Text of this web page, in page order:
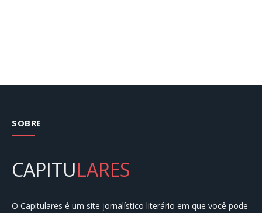
SOBRE
CAPITULARES
O Capitulares é um site jornalístico literário em que você pode